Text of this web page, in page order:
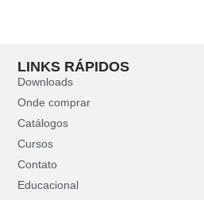
LINKS RÁPIDOS
Downloads
Onde comprar
Catálogos
Cursos
Contato
Educacional